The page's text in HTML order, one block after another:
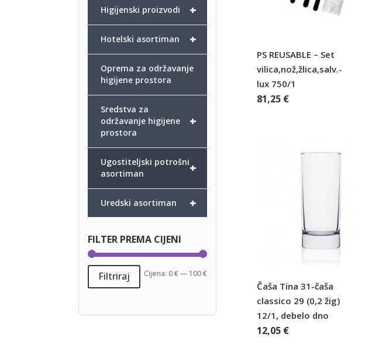
PS REUSABLE – Set
vilica,nož,žlica,salv.-
lux 750/1
81,25 €
Čaša Tina 31-čaša
classico 29 (0,2 žig)
12/1, debelo dno
12,05 €
+
Higijenski proizvodi
+
Hotelski asortiman
Oprema za održavanje
higijene prostora
+
Sredstva za
održavanje higijene
prostora
+
Ugostiteljski potrošni
asortiman
+
Uredski asortiman
FILTER PREMA CIJENI
Min
Maks
Filtriraj Cijena: 0 €— 100 €